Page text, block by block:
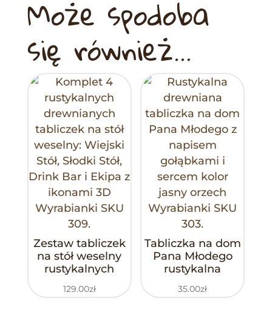
Może spodoba
się również…
Zestaw tabliczek
na stół weselny
rustykalnych
129.00zł
Tabliczka na dom
Pana Młodego
rustykalna
35.00zł